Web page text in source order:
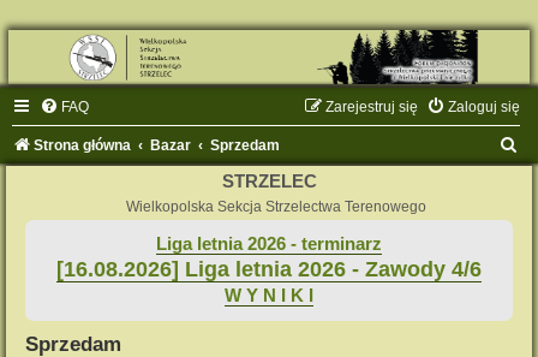
FAQ Zaloguj się
Zarejestruj się
Strona główna Bazar Sprzedam
STRZELEC
Wielkopolska Sekcja Strzelectwa Terenowego
Liga letnia 2026 - terminarz
[16.08.2026] Liga letnia 2026 - Zawody 4/6
W Y N I K I
Sprzedam